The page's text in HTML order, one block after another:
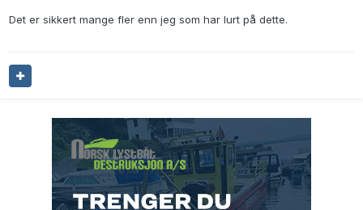
Det er sikkert mange fler enn jeg som har lurt på dette.